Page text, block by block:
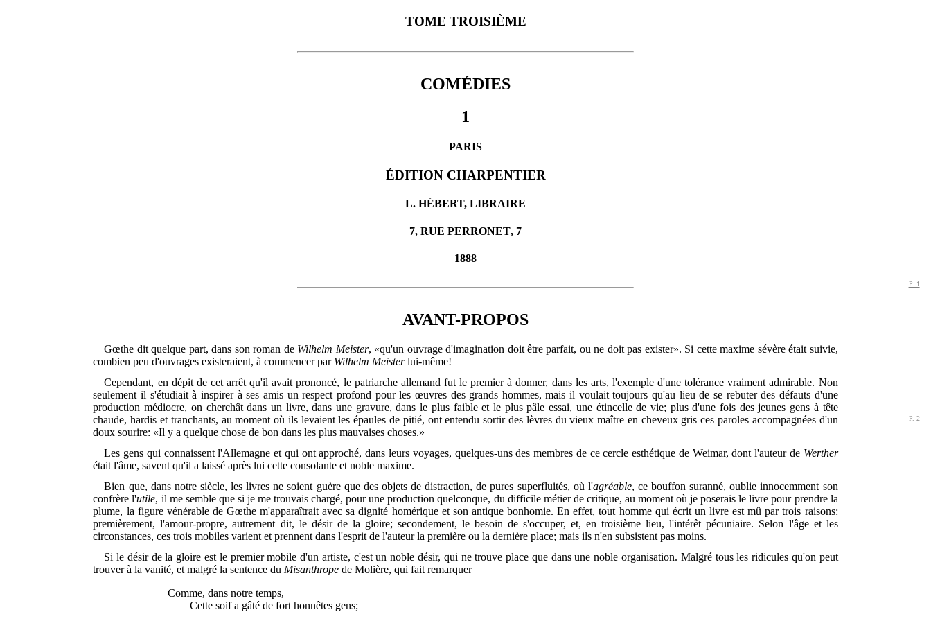
TOME TROISIÈME
COMÉDIES
1
PARIS
ÉDITION CHARPENTIER
L. HÉBERT, LIBRAIRE
7, RUE PERRONET, 7
1888
P. 1
AVANT-PROPOS
Gœthe dit quelque part, dans son roman de Wilhelm Meister, «qu'un ouvrage d'imagination doit être parfait, ou ne doit pas exister». Si cette maxime sévère était suivie,
combien peu d'ouvrages existeraient, à commencer par Wilhelm Meisterlui-même!
Cependant, en dépit de cet arrêt qu'il avait prononcé, le patriarche allemand fut le premier à donner, dans les arts, l'exemple d'une tolérance vraiment admirable. Non
seulement il s'étudiait à inspirer à ses amis un respect profond pour les œuvres des grands hommes, mais il voulait toujours qu'au lieu de se rebuter des défauts d'une
production médiocre, on cherchât dans un livre, dans une gravure, dans le plus faible et le plus pâle essai, une étincelle de vie; plus d'une fois des jeunes gens à tête
chaude, hardis et tranchants, au moment où ils levaient les épaules de pitié, ont entendu sortir des lèvres du vieux maître en cheveux
P. 2
gris ces paroles accompagnées d'un
doux sourire: «Il y a quelque chose de bon dans les plus mauvaises choses.»
Les gens qui connaissent l'Allemagne et qui ont approché, dans leurs voyages, quelques-uns des membres de ce cercle esthétique de Weimar, dont l'auteur de Werther
était l'âme, savent qu'il a laissé après lui cette consolante et noble maxime.
Bien que, dans notre siècle, les livres ne soient guère que des objets de distraction, de pures superfluités, où l'agréable, ce bouffon suranné, oublie innocemment son
confrère l'utile, il me semble que si je me trouvais chargé, pour une production quelconque, du difficile métier de critique, au moment où je poserais le livre pour prendre la
plume, la figure vénérable de Gœthe m'apparaîtrait avec sa dignité homérique et son antique bonhomie. En effet, tout homme qui écrit un livre est mû par trois raisons:
premièrement, l'amour-propre, autrement dit, le désir de la gloire; secondement, le besoin de s'occuper, et, en troisième lieu, l'intérêt pécuniaire. Selon l'âge et les
circonstances, ces trois mobiles varient et prennent dans l'esprit de l'auteur la première ou la dernière place; mais ils n'en subsistent pas moins.
Si le désir de la gloire est le premier mobile d'un artiste, c'est un noble désir, qui ne trouve place que dans une noble organisation. Malgré tous les ridicules qu'on peut
trouver à la vanité, et malgré la sentence du Misanthrope de Molière, qui fait remarquer
Comme, dans notre temps,
Cette soif a gâté de fort honnêtes gens;